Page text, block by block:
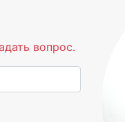
вопрос.